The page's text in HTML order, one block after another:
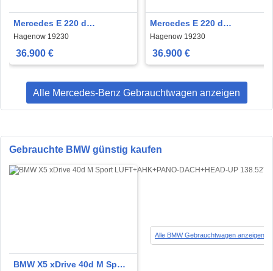
Mercedes E 220 d
Avantgarde
NAVI+LED+KAMERA+STANDHEIZUNG
Hagenow 19230
36.900 €
Mercedes E 220 d
Avantgarde
Hagenow 19230
36.900 €
Alle Mercedes-Benz Gebrauchtwagen anzeigen
Gebrauchte BMW günstig kaufen
BMW X5 xDrive 40d M Sport
Alle BMW Gebrauchtwagen anzeigen